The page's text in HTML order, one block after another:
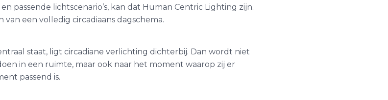
passende lichtscenario’s, kan dat Human Centric Lighting zijn.
een volledig circadiaans dagschema.
staat, ligt circadiane verlichting dichterbij. Dan wordt niet
in een ruimte, maar ook naar het moment waarop zij er
passend is.